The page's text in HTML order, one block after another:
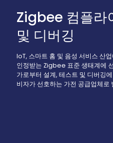
Zigbee 컴플라
및 디버깅
IoT, 스마트 홈 및 음성 서비스 산
인정받는 Zigbee 표준 생태계에
가로부터 설계, 테스트 및 디버깅
비자가 선호하는 가전 공급업체로